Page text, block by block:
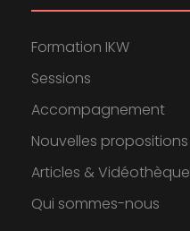
Formation IKW
Sessions
Accompagnement
Nouvelles propositions
Articles & Vidéothèque
Qui sommes-nous